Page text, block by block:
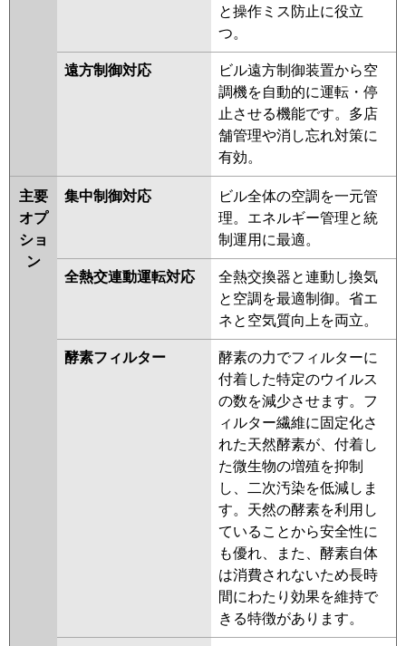
と操作ミス防止に役立
つ。
遠方制御対応
ビル遠方制御装置から空
調機を自動的に運転・停
止させる機能です。多店
舗管理や消し忘れ対策に
有効。
主要
オプ
ショ
ン
集中制御対応
ビル全体の空調を一元管
理。エネルギー管理と統
制運用に最適。
全熱交連動運転対応
全熱交換器と連動し換気
と空調を最適制御。省エ
ネと空気質向上を両立。
酵素フィルター
酵素の力でフィルターに
付着した特定のウイルス
の数を減少させます。フ
ィルター繊維に固定化さ
れた天然酵素が、付着し
た微生物の増殖を抑制
し、二次汚染を低減しま
す。天然の酵素を利用し
ていることから安全性に
も優れ、また、酵素自体
は消費されないため長時
間にわたり効果を維持で
きる特徴があります。